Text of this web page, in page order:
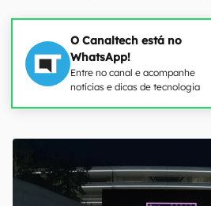
O Canaltech está no
WhatsApp!
Entre no canal e acompanhe
notícias e dicas de tecnologia